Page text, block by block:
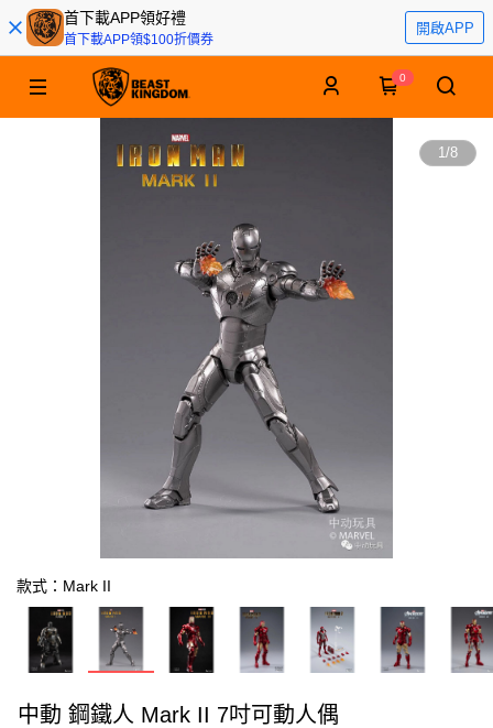
首下載APP領好禮
首下載APP領$100折價券
開啟APP
0
1/8
款式：Mark II
中動 鋼鐵人 Mark II 7吋可動人偶